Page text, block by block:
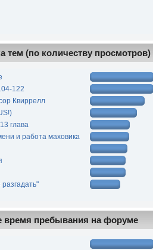
тем (по количеству просмотров)
122
Квиррелл
глава
и работа маховика
время пребывания на форуме